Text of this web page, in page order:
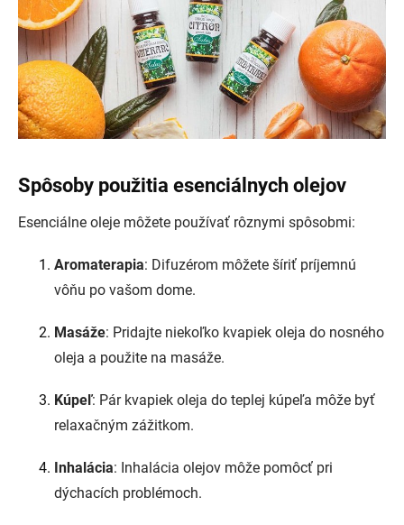
Spôsoby použitia esenciálnych olejov
Esenciálne oleje môžete používať rôznymi spôsobmi:
Aromaterapia: Difuzérom môžete šíriť príjemnú
vôňu po vašom dome.
Masáže: Pridajte niekoľko kvapiek oleja do nosného
oleja a použite na masáže.
Kúpeľ: Pár kvapiek oleja do teplej kúpeľa môže byť
relaxačným zážitkom.
Inhalácia: Inhalácia olejov môže pomôcť pri
dýchacích problémoch.